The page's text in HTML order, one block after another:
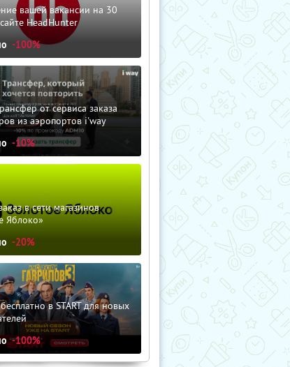
вашей вакансии на 30
HeadHunter
-100%
от сервиса заказа
из аэропортов i'way
-10%
в сети магазинов
Яблоко»
-20%
в START для новых
-100%